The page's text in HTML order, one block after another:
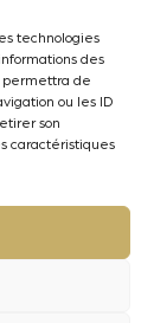
technologies
des
permettra de
ou les ID
son
caractéristiques
à
des
.
du bois